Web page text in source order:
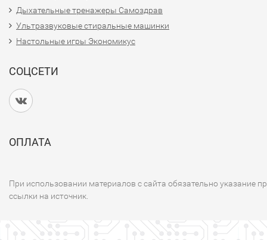
Дыхательные тренажеры Самоздрав
Ультразвуковые стиральные машинки
Настольные игры Экономикус
СОЦСЕТИ
ОПЛАТА
При использовании материалов с сайта обязательно указание
ссылки на источник.